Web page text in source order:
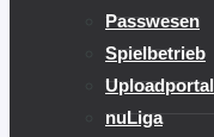
Passwesen
Spielbetrieb
Uploadportal
nuLiga